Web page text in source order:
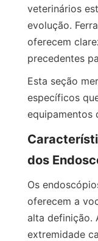
veterinários
evolução.
oferecem
precedentes
Esta seção
específicos
equipamentos
dos
Os
oferecem a
alta definição.
extremidade